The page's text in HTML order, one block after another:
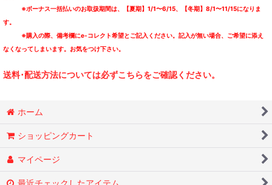
※ボーナス一括払いのお取扱期間は、【夏期】1/1〜6/15、【冬期】8/1〜11/15になりま
す。
※購入の際、備考欄にe-コレクト希望とご記入ください。記入が無い場合、ご希望に添え
なくなってしまいます。お気をつけ下さい。
送料･配送方法については必ずこちらをご確認ください。
ホーム
ショッピングカート
マイページ